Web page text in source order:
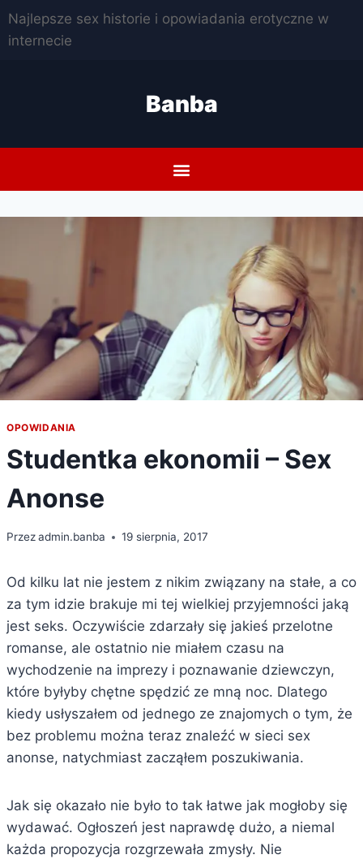
Najlepsze sex historie i opowiadania erotyczne w
internecie
Banba
OPOWIDANIA
Studentka ekonomii – Sex
Anonse
Przezadmin.banba 19 sierpnia, 2017
Od kilku lat nie jestem z nikim związany na stałe, a co
za tym idzie brakuje mi tej wielkiej przyjemności jaką
jest seks. Oczywiście zdarzały się jakieś przelotne
romanse, ale ostatnio nie miałem czasu na
wychodzenie na imprezy i poznawanie dziewczyn,
które byłyby chętne spędzić ze mną noc. Dlatego
kiedy usłyszałem od jednego ze znajomych o tym, że
bez problemu można teraz znaleźć w sieci sex
anonse, natychmiast zacząłem poszukiwania.
Jak się okazało nie było to tak łatwe jak mogłoby się
wydawać. Ogłoszeń jest naprawdę dużo, a niemal
każda propozycja rozgrzewała zmysły. Nie